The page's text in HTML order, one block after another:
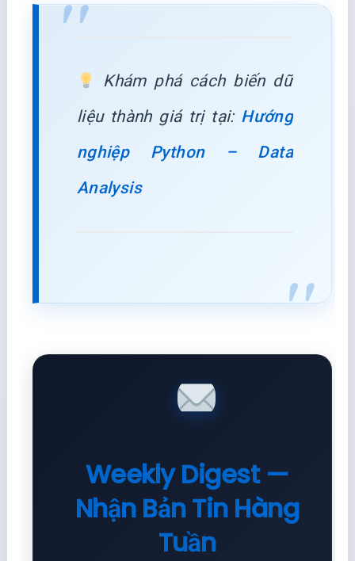
Khám phá cách biến dữ
liệu thành giá trị tại: Hướng
nghiệp Python – Data
Analysis
Weekly Digest —
Nhận Bản Tin Hàng
Tuần